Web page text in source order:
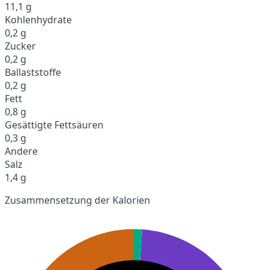
11,1 g
Kohlenhydrate
0,2 g
Zucker
0,2 g
Ballaststoffe
0,2 g
Fett
0,8 g
Gesättigte Fettsäuren
0,3 g
Andere
Salz
1,4 g
Zusammensetzung der Kalorien